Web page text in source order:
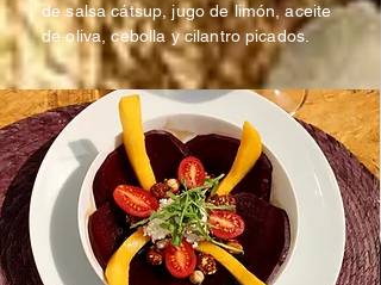
de salsa cátsup, jugo de limón, aceite
de oliva, cebolla y cilantro picados.